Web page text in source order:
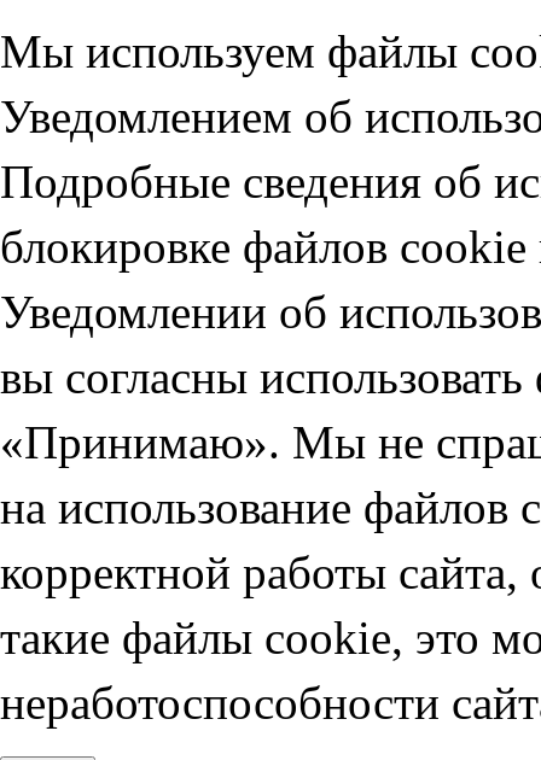
Мы используем файлы
Уведомлением об
Подробные сведения об
блокировке файлов cookie
Уведомлении об
вы согласны
«Принимаю». Мы не
на использование файлов
корректной работы сайта,
такие файлы cookie, это
неработоспособности